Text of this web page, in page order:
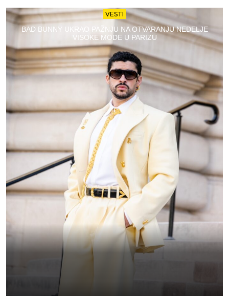
VESTI
BAD BUNNY UKRAO PAŽNJU NA OTVARANJU NEDELJE
VISOKE MODE U PARIZU